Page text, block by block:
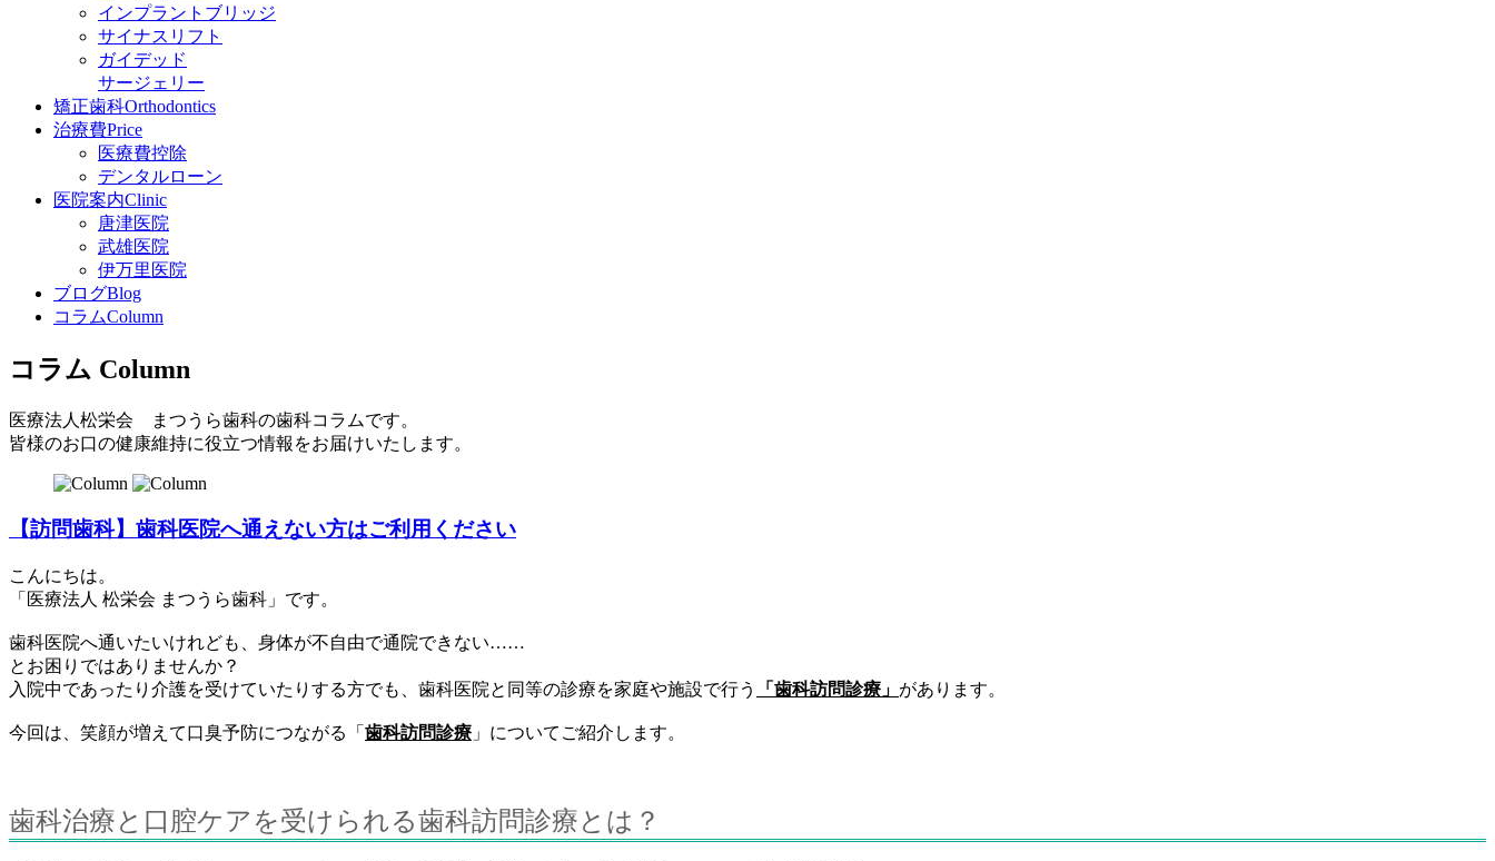
インプラントブリッジ
サイナスリフト
ガイデッド
サージェリー
矯正歯科Orthodontics
治療費Price
医療費控除
デンタルローン
医院案内Clinic
唐津医院
武雄医院
伊万里医院
ブログBlog
コラムColumn
コラム Column
医療法人松栄会 まつうら歯科の歯科コラムです。
皆様のお口の健康維持に役立つ情報をお届けいたします。
【訪問歯科】歯科医院へ通えない方はご利用ください
こんにちは。
「医療法人 松栄会 まつうら歯科」です。
歯科医院へ通いたいけれども、身体が不自由で通院できない……
とお困りではありませんか？
入院中であったり介護を受けていたりする方でも、歯科医院と同等の診療を家庭や施設で行う
「歯科訪問診療」 があります。
今回は、笑顔が増えて口臭予防につながる「 歯科訪問診療 」についてご紹介します。
歯科治療と口腔ケアを受けられる歯科訪問診療とは？